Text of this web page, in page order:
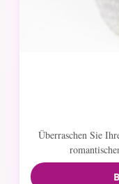
Überraschen Sie